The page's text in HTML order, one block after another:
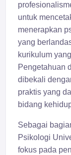
untuk
menerapkan
yang
kurikulum
Pengetahuan
dibekali
praktis yang
bidang
Sebagai
Psikologi
fokus pada